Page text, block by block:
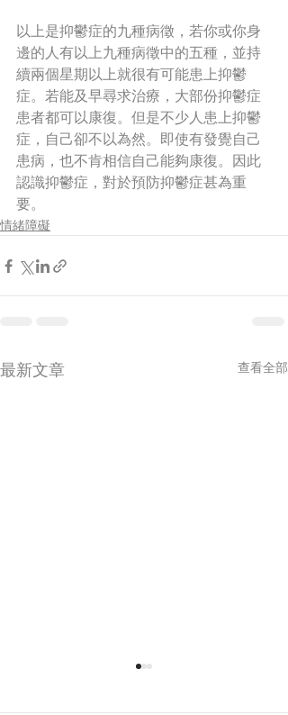
以上是抑鬱症的九種病徵，若你或你身
邊的人有以上九種病徵中的五種，並持
續兩個星期以上就很有可能患上抑鬱
症。若能及早尋求治療，大部份抑鬱症
患者都可以康復。但是不少人患上抑鬱
症，自己卻不以為然。即使有發覺自己
患病，也不肯相信自己能夠康復。因此
認識抑鬱症，對於預防抑鬱症甚為重
要。
情緒障礙
最新文章 查看全部